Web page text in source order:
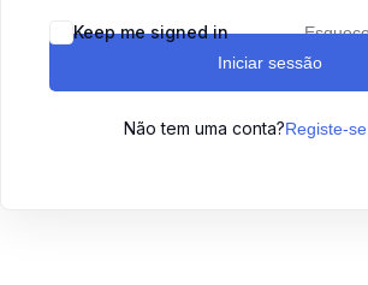
Keep me signed in
Iniciar sessão
Não tem uma conta?Registe-
Sign up
Already have an account?